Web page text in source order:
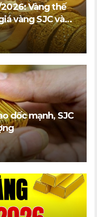
Vàng thế
vàng SJC và
ngang
dốc mạnh, SJC